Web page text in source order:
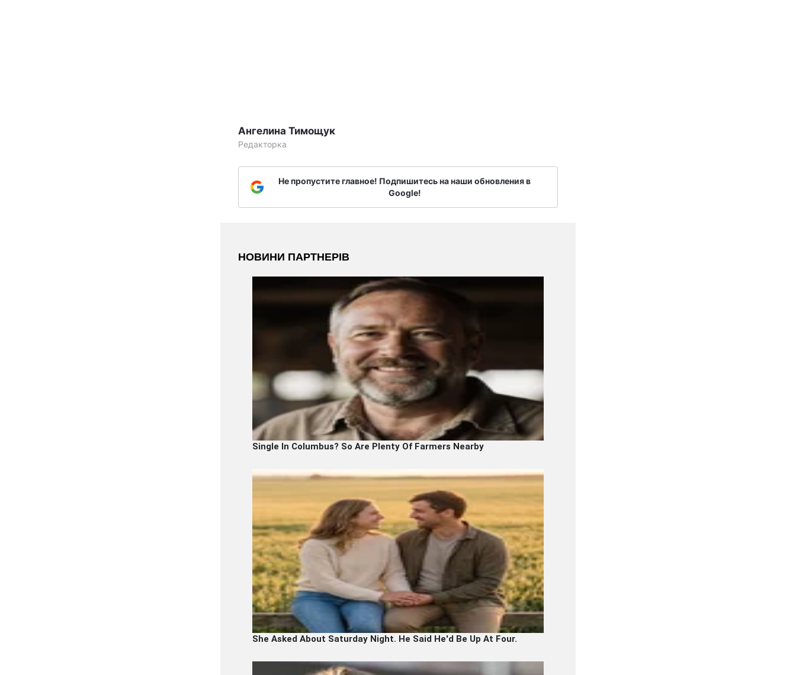
Ангелина Тимощук
Редакторка
Не пропустите главное! Подпишитесь на наши обновления в
Google!